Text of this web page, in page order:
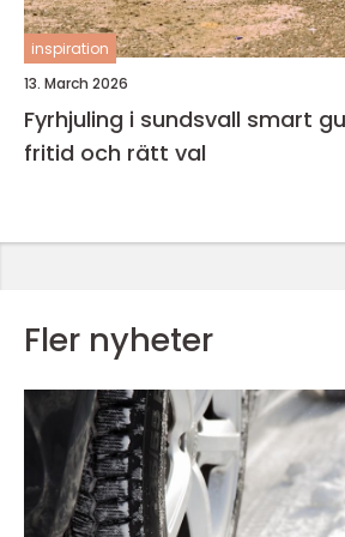
inspiration
13. March 2026
Fyrhjuling i sundsvall smart guide för arbete,
fritid och rätt val
Fler nyheter